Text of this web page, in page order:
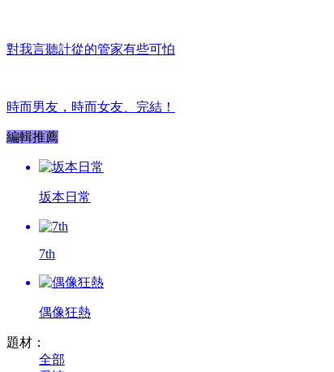
對我言聽計從的管家有些可怕
時而男友，時而女友、完結！
編輯推薦
坂本日常
7th
偶像狂熱
題材：
全部